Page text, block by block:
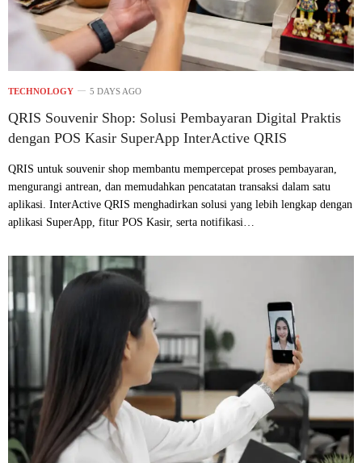
TECHNOLOGY 5 DAYS AGO
QRIS Souvenir Shop: Solusi Pembayaran Digital Praktis
dengan POS Kasir SuperApp InterActive QRIS
QRIS untuk souvenir shop membantu mempercepat proses pembayaran,
mengurangi antrean, dan memudahkan pencatatan transaksi dalam satu
aplikasi. InterActive QRIS menghadirkan solusi yang lebih lengkap dengan
aplikasi SuperApp, fitur POS Kasir, serta notifikasi…